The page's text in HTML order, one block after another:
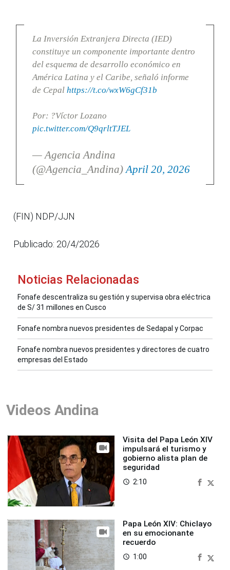
La Inversión Extranjera Directa (IED)
constituye un componente importante dentro
del esquema de desarrollo económico en
América Latina y el Caribe, señaló informe
de Cepal https://t.co/wxW6gCf31b
Por: ?Víctor Lozano
pic.twitter.com/Q9qrltTJEL
— Agencia Andina
(@Agencia_Andina)April 20, 2026
(FIN) NDP/JJN
Publicado: 20/4/2026
Noticias Relacionadas
Fonafe descentraliza su gestión y supervisa obra eléctrica
de S/ 31 millones en Cusco
Fonafe nombra nuevos presidentes de Sedapal y Corpac
Fonafe nombra nuevos presidentes y directores de cuatro
empresas del Estado
Videos Andina
Visita del Papa León XIV
impulsará el turismo y
gobierno alista plan de
seguridad
access_time 2:10
Papa León XIV: Chiclayo
en su emocionante
recuerdo
access_time 1:00